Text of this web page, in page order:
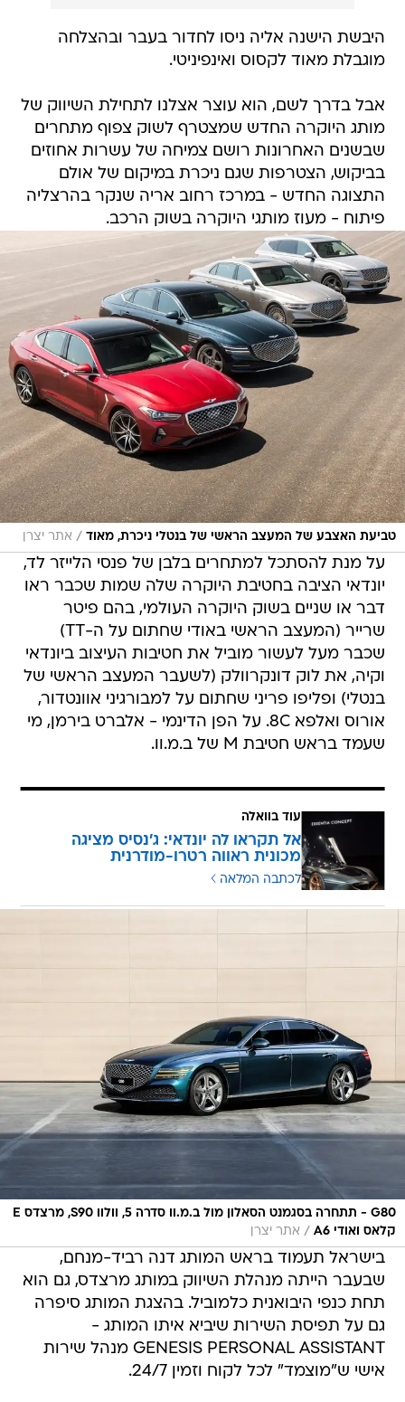
היבשת הישנה אליה ניסו לחדור בעבר ובהצלחה
מוגבלת מאוד לקסוס ואינפיניטי.
אבל בדרך לשם, הוא עוצר אצלנו לתחילת השיווק של
מותג היוקרה החדש שמצטרף לשוק צפוף מתחרים
שבשנים האחרונות רושם צמיחה של עשרות אחוזים
בביקוש, הצטרפות שגם ניכרת במיקום של אולם
התצוגה החדש - במרכז רחוב אריה שנקר בהרצליה
פיתוח - מעוז מותגי היוקרה בשוק הרכב.
טביעת האצבע של המעצב הראשי של בנטלי ניכרת, מאוד / אתר יצרן
על מנת להסתכל למתחרים בלבן של פנסי הלייזר לד,
יונדאי הציבה בחטיבת היוקרה שלה שמות שכבר ראו
דבר או שניים בשוק היוקרה העולמי, בהם פיטר
שרייר (המעצב הראשי באודי שחתום על ה-TT)
שכבר מעל לעשור מוביל את חטיבות העיצוב ביונדאי
וקיה, את לוק דונקרוולק (לשעבר המעצב הראשי של
בנטלי) ופליפו פריני שחתום על למבורגיני אוונטדור,
אורוס ואלפא 8C. על הפן הדינמי - אלברט בירמן, מי
שעמד בראש חטיבת M של ב.מ.וו.
עוד בוואלה
אל תקראו לה יונדאי: ג'נסיס מציגה
מכונית ראווה רטרו-מודרנית
לכתבה המלאה
G80 - תתחרה בסגמנט הסאלון מול ב.מ.וו סדרה 5, וולוו S90, מרצדס E
קלאס ואודי A6
/ אתר יצרן
בישראל תעמוד בראש המותג דנה רביד-מנחם,
שבעבר הייתה מנהלת השיווק במותג מרצדס, גם הוא
תחת כנפי היבואנית כלמוביל. בהצגת המותג סיפרה
גם על תפיסת השירות שיביא איתו המותג -
GENESIS PERSONAL ASSISTANT מנהל שירות
אישי ש"מוצמד" לכל לקוח וזמין 24/7.